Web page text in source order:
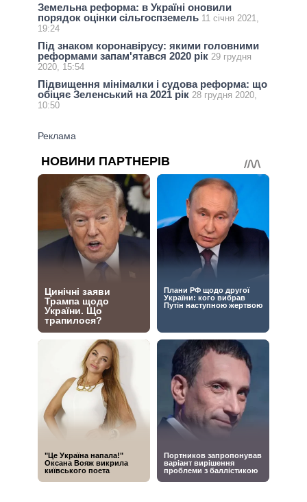
Земельна реформа: в Україні оновили
порядок оцінки сільгоспземель 11 січня 2021,
19:24
Під знаком коронавірусу: якими головними
реформами запам'ятався 2020 рік 29 грудня
2020, 15:54
Підвищення мінімалки і судова реформа: що
обіцяє Зеленський на 2021 рік 28 грудня 2020,
10:50